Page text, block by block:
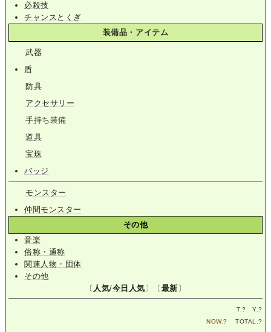
必殺技
チャンスとくぎ
装備品・アイテム
武器
盾
防具
アクセサリー
手持ち装備
道具
宝珠
バッジ
モンスター
仲間モンスター
その他
音楽
俗称・通称
関連人物・団体
その他
〔 人気/今日人気〕〔最新〕
T.? Y.?
NOW.? TOTAL.?